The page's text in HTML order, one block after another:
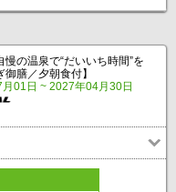
の温泉で“だいいち時間”を
膳／夕朝食付】
月01日 ~ 2027年04月30日